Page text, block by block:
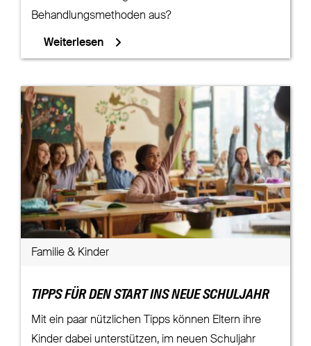
Behandlungsmethoden aus?
Weiterlesen
Familie & Kinder
TIPPS FÜR DEN START INS NEUE SCHULJAHR
Mit ein paar nützlichen Tipps können Eltern ihre
Kinder dabei unterstützen, im neuen Schuljahr